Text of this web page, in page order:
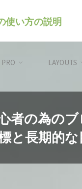
使い方の説明
LAYOUTS
の為のブ
と長期的